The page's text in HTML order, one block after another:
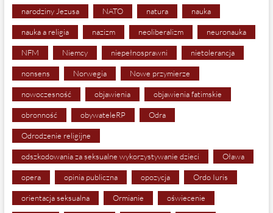
narodziny Jezusa NATO natura nauka
nauka a religia nazizm neoliberalizm neuronauka
NFM Niemcy niepełnosprawni nietolerancja
nonsens Norwegia Nowe przymierze
nowoczesność objawienia objawienia fatimskie
obronność obywateleRP Odra
Odrodzenie religijne
odszkodowania za seksualne wykorzystywanie dzieci Oława
opera opinia publiczna opozycja Ordo Iuris
orientacja seksualna Ormianie oświecenie